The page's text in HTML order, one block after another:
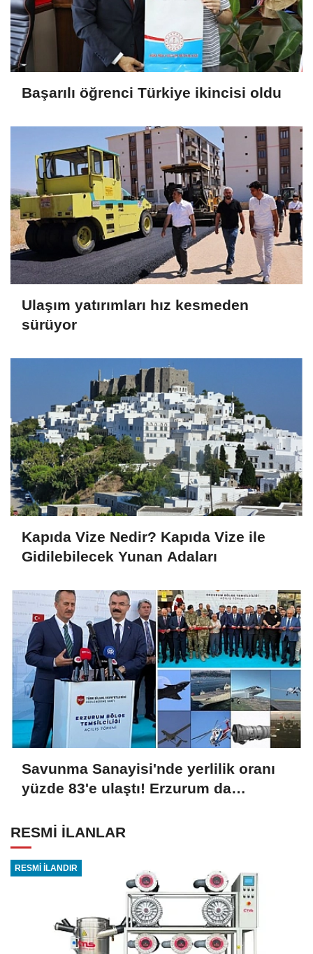
Başarılı öğrenci Türkiye ikincisi oldu
Ulaşım yatırımları hız kesmeden
sürüyor
Kapıda Vize Nedir? Kapıda Vize ile
Gidilebilecek Yunan Adaları
Savunma Sanayisi'nde yerlilik oranı
yüzde 83'e ulaştı! Erzurum da
RESMİ İLANLAR
RESMİ İLANDIR